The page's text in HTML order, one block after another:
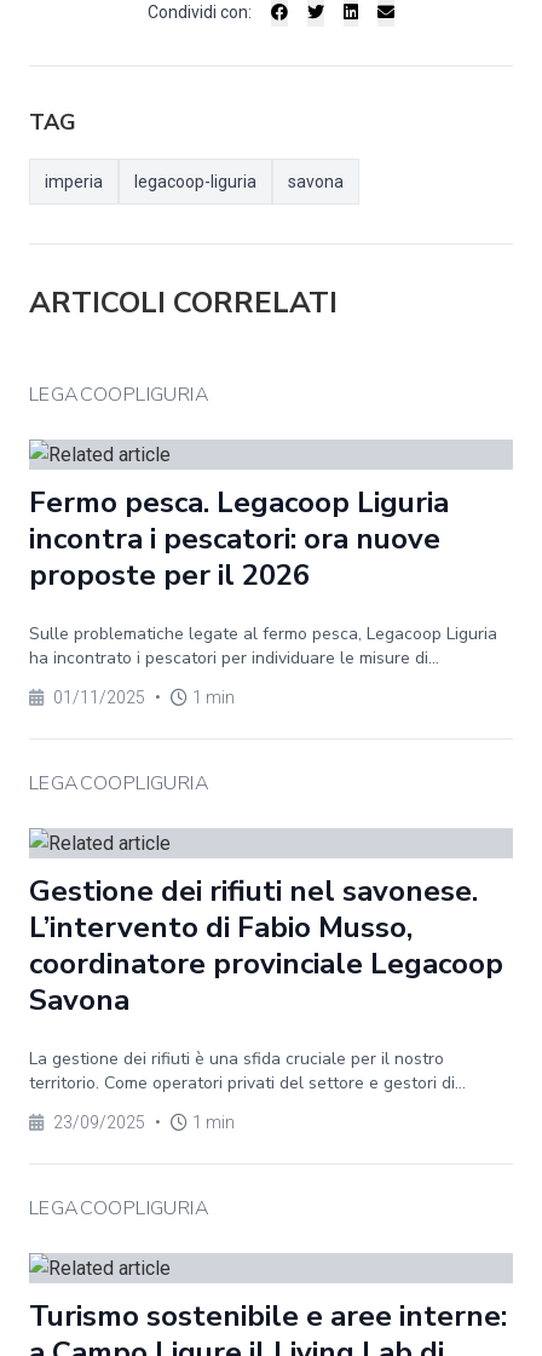
Condividi con:
TAG
imperia legacoop-liguria savona
ARTICOLI CORRELATI
LEGACOOPLIGURIA
Fermo pesca. Legacoop Liguria
incontra i pescatori: ora nuove
proposte per il 2026
Sulle problematiche legate al fermo pesca, Legacoop Liguria
ha incontrato i pescatori per individuare le misure di...
01/11/2025 • 1 min
LEGACOOPLIGURIA
Gestione dei rifiuti nel savonese.
L’intervento di Fabio Musso,
coordinatore provinciale Legacoop
Savona
La gestione dei rifiuti è una sfida cruciale per il nostro
territorio. Come operatori privati del settore e gestori di...
23/09/2025 • 1 min
LEGACOOPLIGURIA
Turismo sostenibile e aree interne: